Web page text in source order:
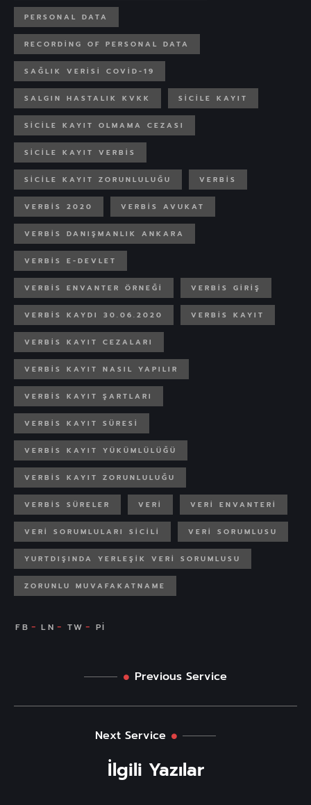
PERSONAL DATA
RECORDING OF PERSONAL DATA
SAĞLIK VERISI COVID-19
SALGIN HASTALIK KVKK SICILE KAYIT
SICILE KAYIT OLMAMA CEZASI
SICILE KAYIT VERBIS
SICILE KAYIT ZORUNLULUĞU VERBIS
VERBIS 2020 VERBİS AVUKAT
VERBİS DANIŞMANLIK ANKARA
VERBİS E-DEVLET
VERBİS ENVANTER ÖRNEĞİ VERBİS GIRIŞ
VERBIS KAYDI 30.06.2020 VERBIS KAYIT
VERBIS KAYIT CEZALARI
VERBIS KAYIT NASIL YAPILIR
VERBİS KAYIT ŞARTLARI
VERBIS KAYIT SÜRESI
VERBİS KAYIT YÜKÜMLÜLÜĞÜ
VERBİS KAYIT ZORUNLULUĞU
VERBIS SÜRELER VERI VERI ENVANTERI
VERI SORUMLULARI SICILI VERI SORUMLUSU
YURTDIŞINDA YERLEŞIK VERI SORUMLUSU
ZORUNLU MUVAFAKATNAME
Previous Service
Next Service
İlgili Yazılar